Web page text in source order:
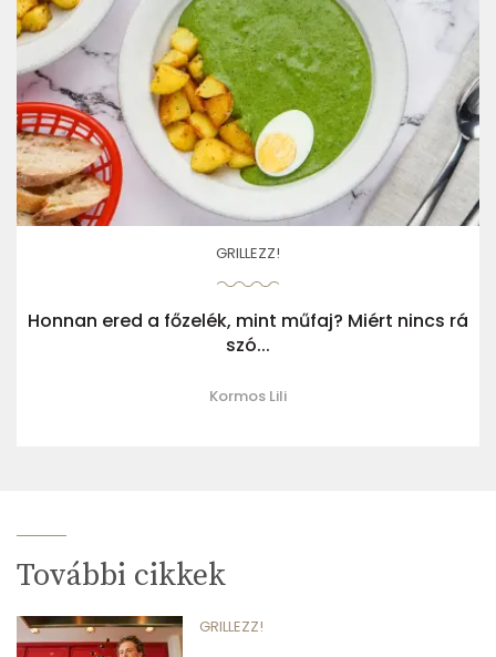
GRILLEZZ!
Honnan ered a főzelék, mint műfaj? Miért nincs rá
szó...
Kormos Lili
További cikkek
GRILLEZZ!